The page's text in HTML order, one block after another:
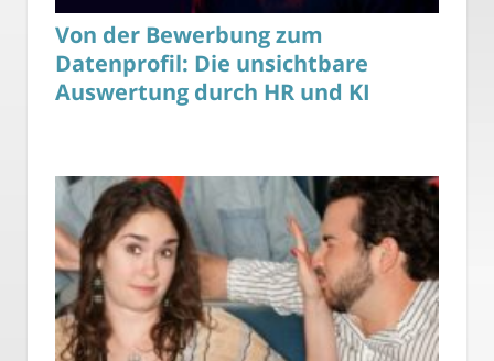
Von der Bewerbung zum
Datenprofil: Die unsichtbare
Auswertung durch HR und KI